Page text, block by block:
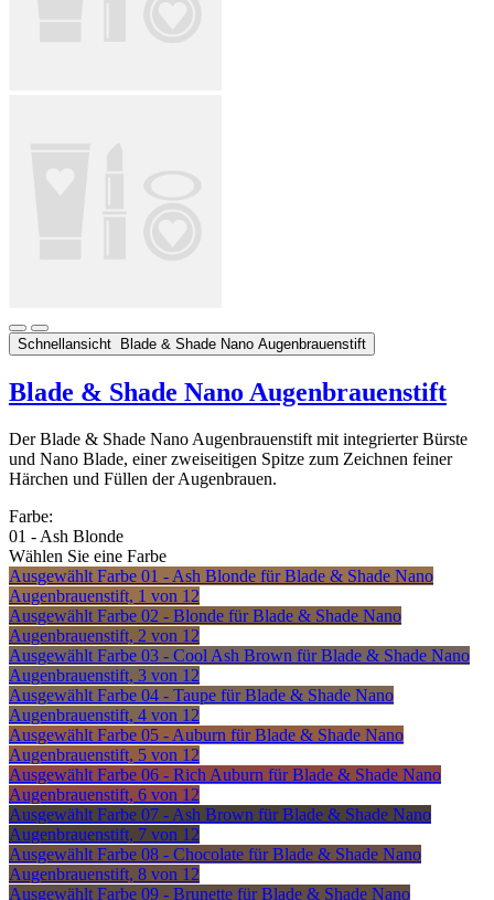
Schnellansicht Blade & Shade Nano Augenbrauenstift
Blade & Shade Nano Augenbrauenstift
Der Blade & Shade Nano Augenbrauenstift mit integrierter Bürste
und Nano Blade, einer zweiseitigen Spitze zum Zeichnen feiner
Härchen und Füllen der Augenbrauen.
Farbe:
01 - Ash Blonde
Wählen Sie eine Farbe
Ausgewählt Farbe 01 - Ash Blonde für Blade & Shade Nano
Augenbrauenstift, 1 von 12
Ausgewählt Farbe 02 - Blonde für Blade & Shade Nano
Augenbrauenstift, 2 von 12
Ausgewählt Farbe 03 - Cool Ash Brown für Blade & Shade Nano
Augenbrauenstift, 3 von 12
Ausgewählt Farbe 04 - Taupe für Blade & Shade Nano
Augenbrauenstift, 4 von 12
Ausgewählt Farbe 05 - Auburn für Blade & Shade Nano
Augenbrauenstift, 5 von 12
Ausgewählt Farbe 06 - Rich Auburn für Blade & Shade Nano
Augenbrauenstift, 6 von 12
Ausgewählt Farbe 07 - Ash Brown für Blade & Shade Nano
Augenbrauenstift, 7 von 12
Ausgewählt Farbe 08 - Chocolate für Blade & Shade Nano
Augenbrauenstift, 8 von 12
Ausgewählt Farbe 09 - Brunette für Blade & Shade Nano